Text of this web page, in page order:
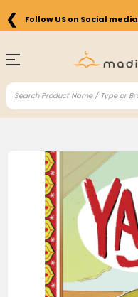
❮ Follow US on Social media